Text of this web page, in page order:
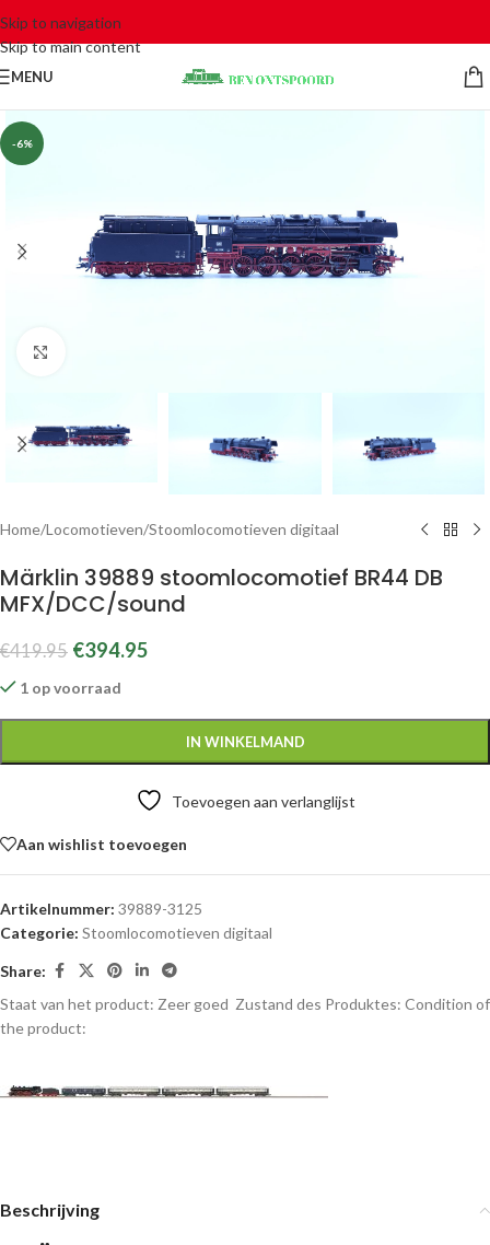
Skip to navigation
Skip to main content
MENU
-6%
Home/Locomotieven/Stoomlocomotieven digitaal
Märklin 39889 stoomlocomotief BR44 DB
MFX/DCC/sound
€419.95 €394.95
1 op voorraad
IN WINKELMAND
Toevoegen aan verlanglijst
Aan wishlist toevoegen
Artikelnummer: 39889-3125
Categorie: Stoomlocomotieven digitaal
Share:
Staat van het product: Zeer goed Zustand des Produktes: Condition of
the product:
Beschrijving